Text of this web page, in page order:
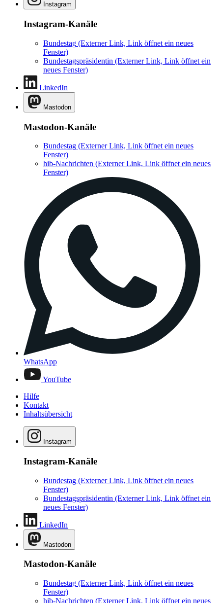
Instagram
Instagram-Kanäle
Bundestag (Externer Link, Link öffnet ein neues
Fenster)
Bundestagspräsidentin (Externer Link, Link öffnet ein
neues Fenster)
LinkedIn
Mastodon
Mastodon-Kanäle
Bundestag (Externer Link, Link öffnet ein neues
Fenster)
hib-Nachrichten (Externer Link, Link öffnet ein neues
Fenster)
WhatsApp
YouTube
Hilfe
Kontakt
Inhaltsübersicht
Instagram
Instagram-Kanäle
Bundestag (Externer Link, Link öffnet ein neues
Fenster)
Bundestagspräsidentin (Externer Link, Link öffnet ein
neues Fenster)
LinkedIn
Mastodon
Mastodon-Kanäle
Bundestag (Externer Link, Link öffnet ein neues
Fenster)
hib-Nachrichten (Externer Link, Link öffnet ein neues